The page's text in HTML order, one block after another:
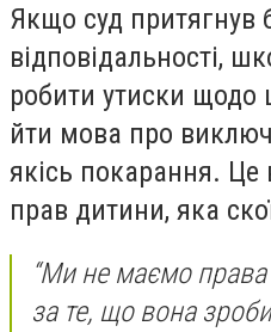
Якщо суд притягнув
відповідальності,
робити утиски щодо
йти мова про
якісь покарання.
прав дитини, яка
“Ми не маємо права
за те, що вона